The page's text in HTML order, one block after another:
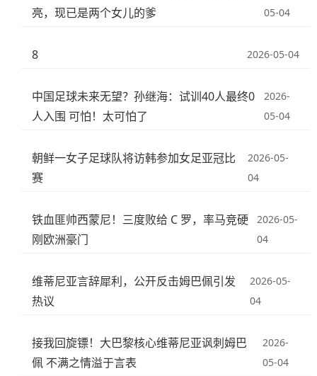
亮，现已是两个女儿的爹
05-04
8 2026-05-04
中国足球未来无望？孙继海：试训40人最终0
人入围 可怕！太可怕了
2026-
05-04
朝鲜一女子足球队将访韩参加女足亚冠比
赛
2026-05-
04
铁血匪帅西蒙尼！三度败给 C 罗，率马竞硬
刚欧洲豪门
2026-05-
04
维蒂尼亚言辞犀利，公开反击姆巴佩引发
热议
2026-05-
04
接我回旋镖！大巴黎核心维蒂尼亚讽刺姆巴
佩 不满之情溢于言表
2026-
05-04